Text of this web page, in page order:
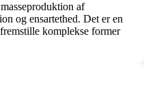
af
og ensartethed. Det er en
komplekse former